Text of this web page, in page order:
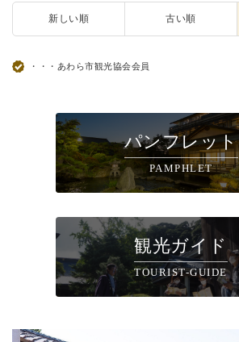
新しい順 古い順
・・・あわら市観光協会会員
パンフレット
PAMPHLET
観光ガイド
TOURIST-GUIDE